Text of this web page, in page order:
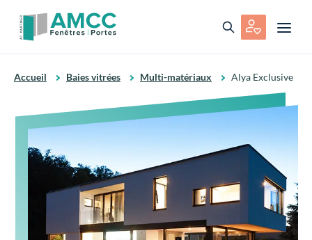
Accueil Baies vitrées Multi-matériaux Alya Exclusive